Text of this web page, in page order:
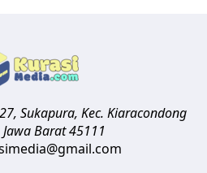
Sukapura, Kec. Kiaracondong
Jawa Barat45111